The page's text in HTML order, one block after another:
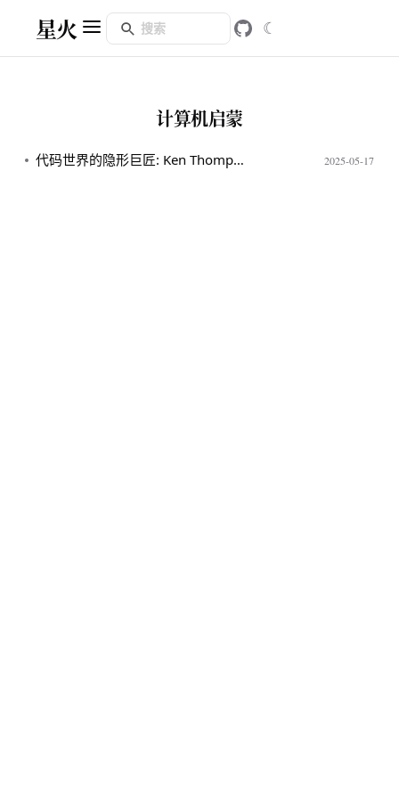
星火 ☾
计算机启蒙
代码世界的隐形巨匠: Ken Thompson 2025-05-17